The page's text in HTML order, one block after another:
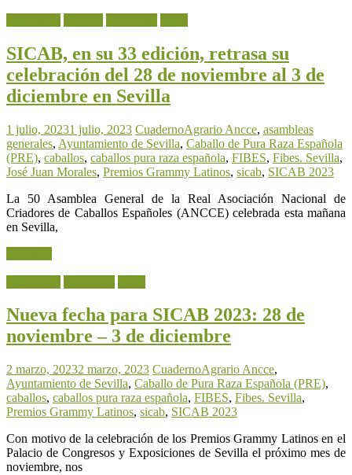
SICAB, en su 33 edición, retrasa su
celebración del 28 de noviembre al 3 de
diciembre en Sevilla
1 julio, 20231 julio, 2023 CuadernoAgrario Ancce, asambleas
generales, Ayuntamiento de Sevilla, Caballo de Pura Raza Española
(PRE), caballos, caballos pura raza española, FIBES, Fibes. Sevilla,
José Juan Morales, Premios Grammy Latinos, sicab, SICAB 2023
La 50 Asamblea General de la Real Asociación Nacional de
Criadores de Caballos Españoles (ANCCE) celebrada esta mañana
en Sevilla,
Nueva fecha para SICAB 2023: 28 de
noviembre – 3 de diciembre
2 marzo, 20232 marzo, 2023 CuadernoAgrario Ancce,
Ayuntamiento de Sevilla, Caballo de Pura Raza Española (PRE),
caballos, caballos pura raza española, FIBES, Fibes. Sevilla,
Premios Grammy Latinos, sicab, SICAB 2023
Con motivo de la celebración de los Premios Grammy Latinos en el
Palacio de Congresos y Exposiciones de Sevilla el próximo mes de
noviembre, nos